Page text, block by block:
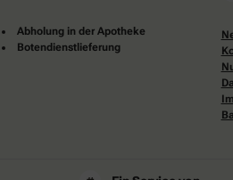
Abholung in der Apotheke
Botendienstlieferung